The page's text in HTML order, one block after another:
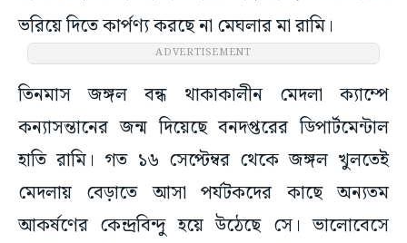
ভরিয়ে দিতে কার্পণ্য করছে না মেঘলার মা রামি।
ADVERTISEMENT
তিনমাস জঙ্গল বন্ধ থাকাকালীন মেদলা ক্যাম্পে
কন্যাসন্তানের জন্ম দিয়েছে বনদপ্তরের ডিপার্টমেন্টাল
হাতি রামি। গত ১৬ সেপ্টেম্বর থেকে জঙ্গল খুলতেই
মেদলায় বেড়াতে আসা পর্যটকদের কাছে অন্যতম
আকর্ষণের কেন্দ্রবিন্দু হয়ে উঠেছে সে। ভালোবেসে